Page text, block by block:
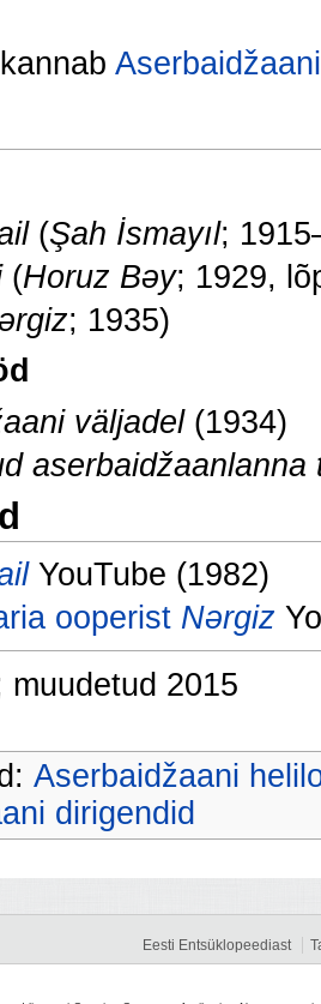
(Şah İsmayıl;
(Horuz Bəy; 1929,
; 1935)
väljadel(1934)
aserbaidžaanlanna
YouTube (1982)
ooperist Nərgiz
muudetud 2015
Aserbaidžaani
dirigendid
Eesti Entsüklopeediast